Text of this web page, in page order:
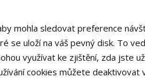
mohla sledovat preference
uloží na váš pevný disk. To
využívat ke zjištění, zda jste
cookies můžete